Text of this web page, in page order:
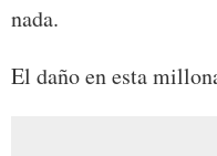
nada.
El daño en esta